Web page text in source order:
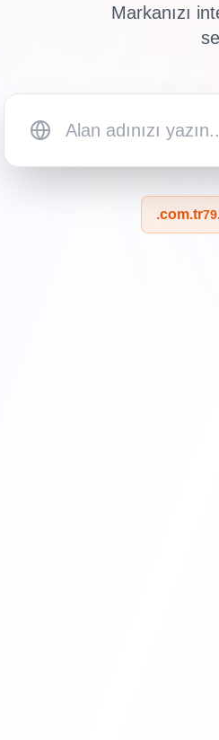
Markanızı
.com.tr